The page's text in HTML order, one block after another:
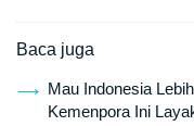
Baca juga
Mau Indonesia
Kemenpora Ini